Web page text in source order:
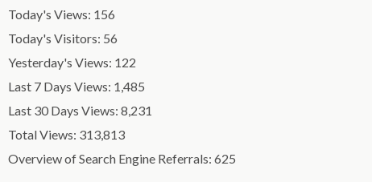
Today's Views: 156
Today's Visitors: 56
Yesterday's Views: 122
Last 7 Days Views: 1,485
Last 30 Days Views:8,231
Total Views: 313,813
Overview of Search Engine Referrals:625